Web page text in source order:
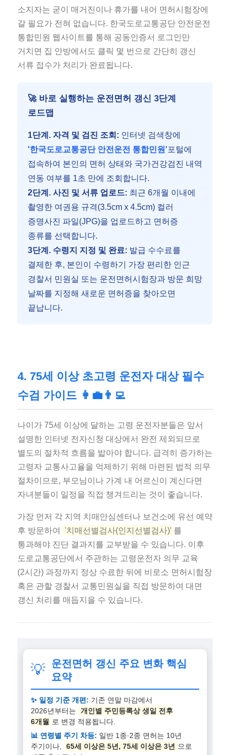
소지자는 굳이 매거진이나 휴가를 내어 면허시험장에
갈 필요가 전혀 없습니다. 한국도로교통공단 안전운전
통합민원 웹사이트를 통해 공동인증서 로그인만
거치면 집 안방에서도 클릭 몇 번으로 간단히 갱신
서류 접수가 처리가 완료됩니다.
🚀 바로 실행하는 운전면허 갱신 3단계
로드맵
1단계. 자격 및 검진 조회: 인터넷 검색창에
'한국도로교통공단 안전운전 통합민원'포털에
접속하여 본인의 면허 상태와 국가건강검진 내역
연동 여부를 1초 만에 조회합니다.
2단계. 사진 및 서류 업로드: 최근 6개월 이내에
촬영한 여권용 규격(3.5cm x 4.5cm) 컬러
증명사진 파일(JPG)을 업로드하고 면허증
종류를 선택합니다.
3단계. 수령지 지정 및 완료: 발급 수수료를
결제한 후, 본인이 수령하기 가장 편리한 인근
경찰서 민원실 또는 운전면허시험장과 방문 희망
날짜를 지정해 새로운 면허증을 찾아오면
끝납니다.
4. 75세 이상 초고령 운전자 대상 필수
수검 가이드 👩‍💼👨‍💻
나이가 75세 이상에 달하는 고령 운전자분들은 앞서
설명한 인터넷 전자신청 대상에서 완전 제외되므로
별도의 절차적 흐름을 밟아야 합니다. 급격히 증가하는
고령자 교통사고율을 억제하기 위해 마련된 법적 의무
절차이므로, 부모님이나 가계 내 어르신이 계신다면
자녀분들이 일정을 직접 챙겨드리는 것이 좋습니다.
가장 먼저 각 지역 치매안심센터나 보건소에 유선 예약
후 방문하여
'치매선별검사(인지선별검사)' 를
통과해야 진단 결과지를 교부받을 수 있습니다. 이후
도로교통공단에서 주관하는 고령운전자 의무 교육
(2시간) 과정까지 정상 수료한 뒤에 비로소 면허시험장
혹은 관할 경찰서 교통민원실을 직접 방문하여 대면
갱신 처리를 매듭지을 수 있습니다.
💡 운전면허 갱신 주요 변화 핵심
요약
✨ 일정 기준 개편: 기존 연말 마감에서
2026년부터는
개인별 주민등록상 생일 전후
6개월
로 변경 적용됩니다.
📊 연령별 주기 차등: 일반 1종·2종 면허는 10년
주기이나,
65세 이상은 5년, 75세 이상은 3년
으로